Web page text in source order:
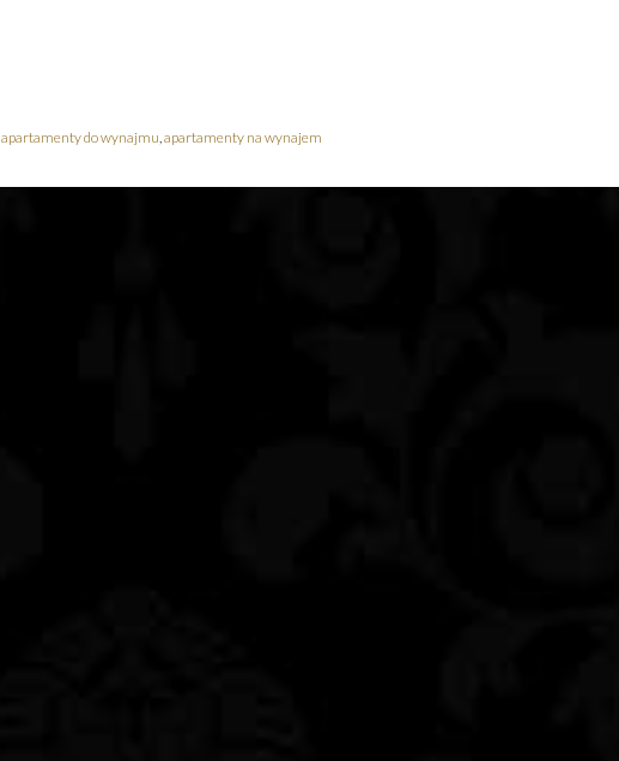
apartamenty do wynajmu,apartamenty na wynajem